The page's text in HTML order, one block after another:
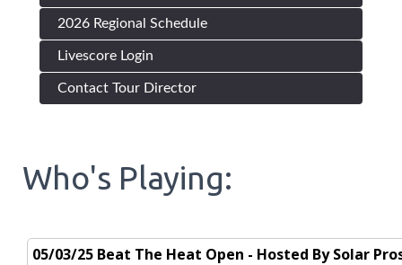
2026 Regional Schedule
Livescore Login
Contact Tour Director
Who's Playing: